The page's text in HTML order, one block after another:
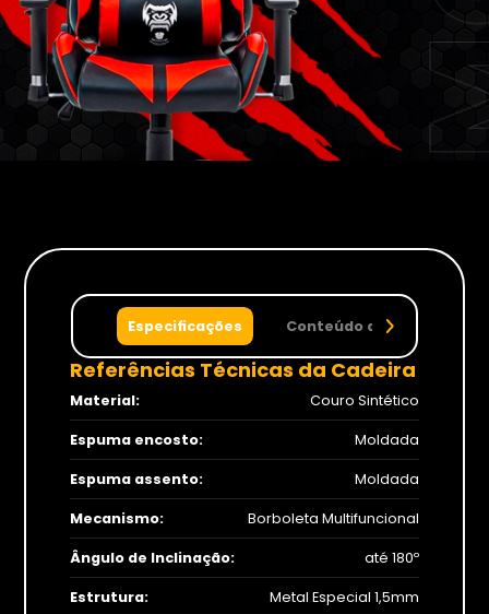
Especificações Conteúdo da caixa
Referências Técnicas da Cadeira
Material: Couro Sintético
Espuma encosto: Moldada
Espuma assento: Moldada
Mecanismo: Borboleta Multifuncional
Ângulo de Inclinação: até 180º
Estrutura: Metal Especial 1,5mm